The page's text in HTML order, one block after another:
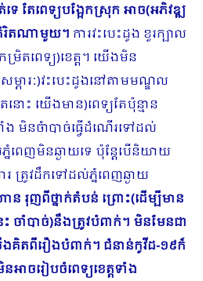
េ តែពេទ្យបង្អែកស្រុក អាច(អភិវឌ្ឍ
កំរិតណាមួយ។ ការវះបេះដូង ខួរក្បាល
រិតពេទ្យ)ខេត្ត។ យើងមិន
ម្ភារៈ)វះបេះដូងនៅតាមមណ្ឌល
ោះ យើងមាន)ពេទ្យតែប៉ុន្មាន
មិនចំាបាច់ធ្វើដំណើរទៅដល់
ពេញមិនឆ្ងាយទេ ប៉ុន្ដែបើនិយាយ
ត្រូវដឹកទៅដល់ភ្នំពេញឆ្ងាយ
ាន រុញពីថ្នាក់តំបន់ ព្រោះ(ដើម្បីមាន
េះ ចាំបាច់)នឹងត្រូវបំពាក់។ មិនមែនជា
គិតពីរឿងបំពាក់។ ជំនាន់កូវីដ-១៩ក៏
អាចរៀបចំពេទ្យខេត្តទាំង